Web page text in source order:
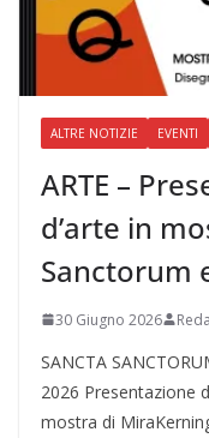
ALTRE NOTIZIE EVENTI
ARTE –
d’arte in
Sanctorum
30 Giugno 2026
SANCTA
2026 Presentazione
mostra di